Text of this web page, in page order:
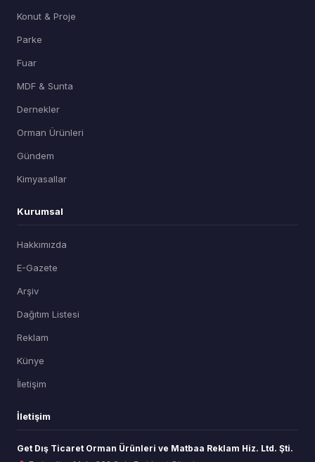
Konut & Proje
Parke
Fuar
MDF & Sunta
Dernekler
Orman Ürünleri
Gündem
Kimyasallar
Kurumsal
Hakkımızda
E-Gazete
Arşiv
Dağıtım Listesi
Reklam
Künye
İletişim
İletişim
Get Dış Ticaret Orman Ürünleri ve Matbaa Reklam Hiz. Ltd. Şti.